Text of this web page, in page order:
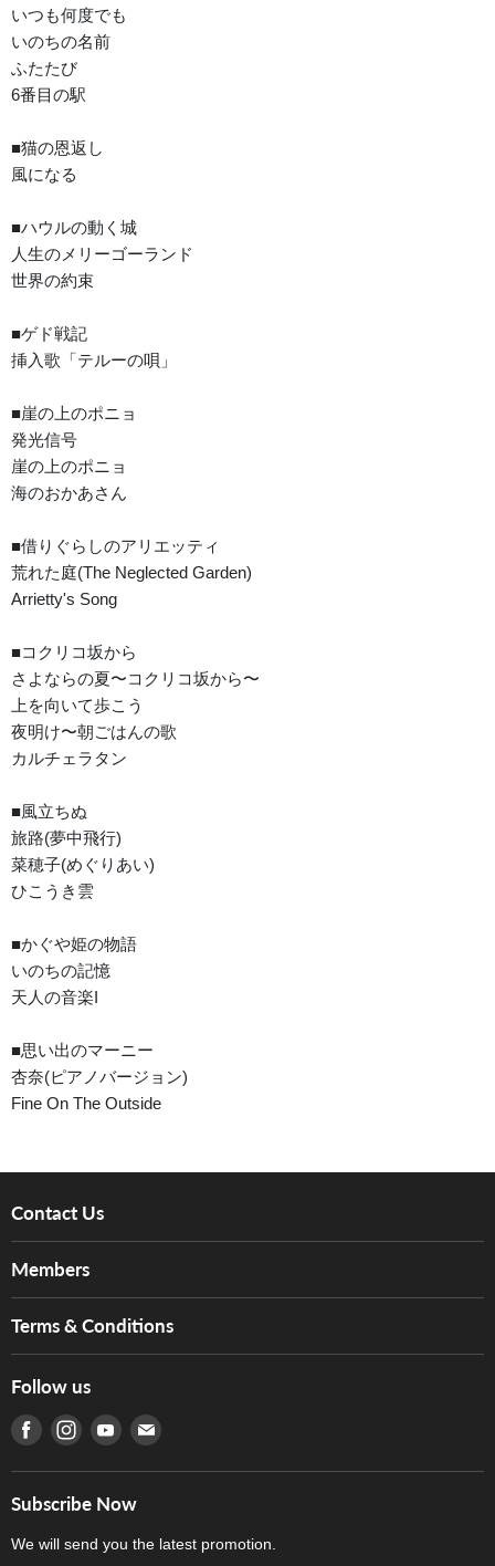
いつも何度でも
いのちの名前
ふたたび
6番目の駅
■猫の恩返し
風になる
■ハウルの動く城
人生のメリーゴーランド
世界の約束
■ゲド戦記
挿入歌「テルーの唄」
■崖の上のポニョ
発光信号
崖の上のポニョ
海のおかあさん
■借りぐらしのアリエッティ
荒れた庭(The Neglected Garden)
Arrietty's Song
■コクリコ坂から
さよならの夏〜コクリコ坂から〜
上を向いて歩こう
夜明け〜朝ごはんの歌
カルチェラタン
■風立ちぬ
旅路(夢中飛行)
菜穂子(めぐりあい)
ひこうき雲
■かぐや姫の物語
いのちの記憶
天人の音楽I
■思い出のマーニー
杏奈(ピアノバージョン)
Fine On The Outside
Contact Us
Services
Tom Lee Engineering
Warranty
產品序號查詢
Members
Hong Kong Orchestral Teachers' Circle
Terms & Conditions
Terms of Use
Privacy Policy
門市購買產品及服務
Follow us
Find us on Facebook
Find us on Instagram
Find us on Youtube
Find us on E-mail
Subscribe Now
We will send you the latest promotion.